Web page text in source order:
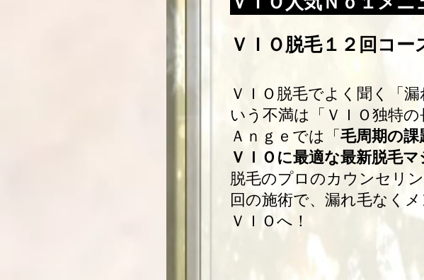
ＶＩＯ脱毛１２回コー
ＶＩＯ脱毛でよく聞く「
いう不満は「ＶＩＯ独特の
Ａｎｇｅでは 「 毛周期の
ＶＩＯに最適な最新脱毛マ
脱毛のプロのカウンセリ
回の施術で、漏れ毛なく
ＶＩＯへ！